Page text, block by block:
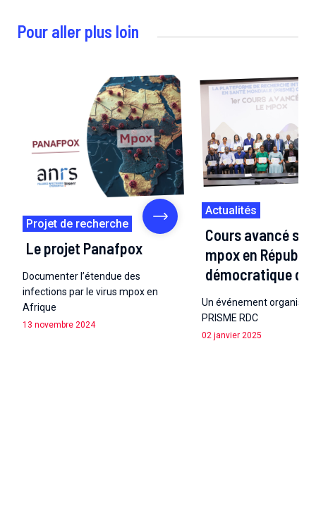
Pour aller plus loin
Projet de recherche
Le projet Panafpox
Documenter l’étendue des
infections par le virus mpox en
Afrique
13 novembre 2024
Actualités
Cours avancé sur
mpox en
démocratique du
Un événement organisé
PRISME RDC
02 janvier 2025